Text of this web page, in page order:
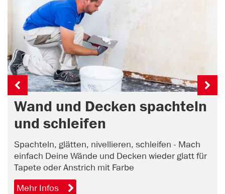
Wand und Decken spachteln
und schleifen
Spachteln, glätten, nivellieren, schleifen - Mach
einfach Deine Wände und Decken wieder glatt für
Tapete oder Anstrich mit Farbe
Mehr Infos